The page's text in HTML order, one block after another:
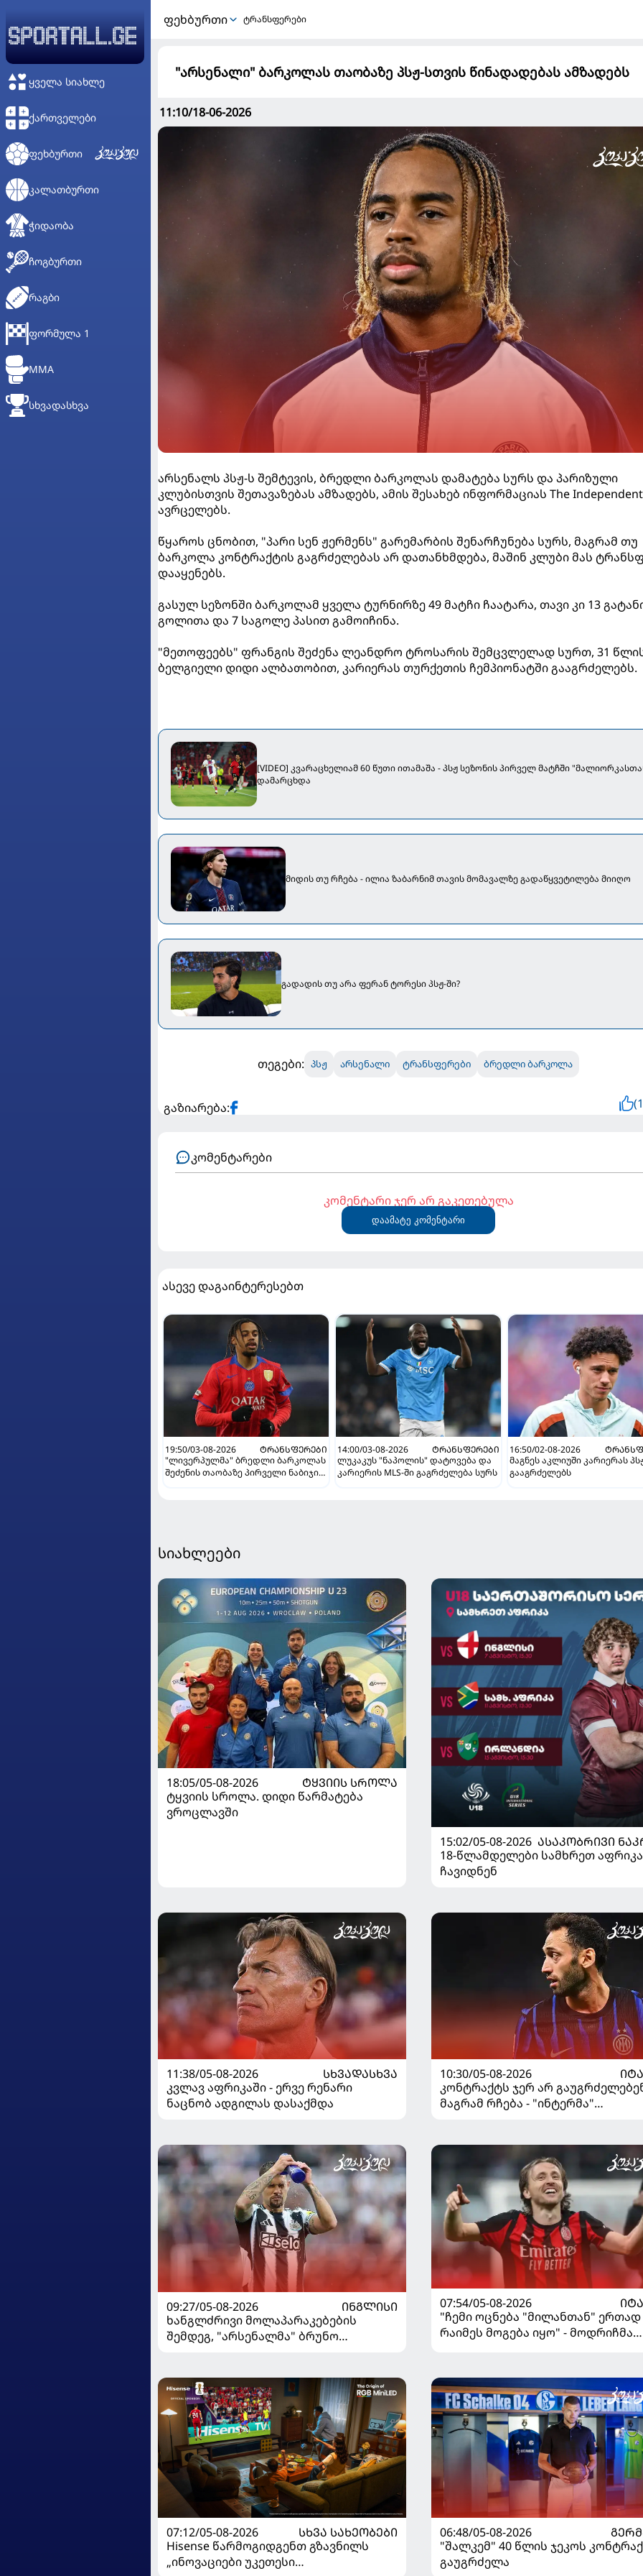
ᲧᲕᲔᲚᲐ ᲡᲘᲐᲮᲚᲔ
ᲥᲐᲠᲗᲕᲔᲚᲔᲑᲘ
ᲤᲔᲮᲑᲣᲠᲗᲘ
ᲙᲐᲚᲐᲗᲑᲣᲠᲗᲘ
ᲭᲘᲓᲐᲝᲑᲐ
ᲩᲝᲒᲑᲣᲠᲗᲘ
ᲠᲐᲒᲑᲘ
ᲤᲝᲠᲛᲣᲚᲐ 1
MMA
ᲡᲮᲕᲐᲓᲐᲡᲮᲕᲐ
ᲤᲔᲮᲑᲣᲠᲗᲘ ტრანსფერები
"არსენალი" ბარკოლას თაობაზე პსჟ-სთვის წინადადებას ამზადებს
11:10/18-06-2026
არსენალს პსჟ-ს შემტევის, ბრედლი ბარკოლას დამატება სურს და პარიზული
კლუბისთვის შეთავაზებას ამზადებს, ამის შესახებ ინფორმაციას The
ავრცელებს.
წყაროს ცნობით, "პარი სენ ჟერმენს" გარემარბის შენარჩუნება სურს, მაგრამ თუ
ბარკოლა კონტრაქტის გაგრძელებას არ დათანხმდება, მაშინ კლუბი მას
დააყენებს.
გასულ სეზონში ბარკოლამ ყველა ტურნირზე 49 მატჩი ჩაატარა, თავი კი 13
გოლითა და 7 საგოლე პასით გამოიჩინა.
"მეთოფეებს" ფრანგის შეძენა ლეანდრო ტროსარის შემცვლელად სურთ, 31
ბელგიელი დიდი ალბათობით, კარიერას თურქეთის ჩემპიონატში გააგრძელებს.
[VIDEO] კვარაცხელიამ 60 წუთი ითამაშა - პსჟ სეზონის პირველ მატჩში
დამარცხდა
მიდის თუ რჩება - ილია ზაბარნიმ თავის მომავალზე გადაწყვეტილება მიიღო
გადადის თუ არა ფერან ტორესი პსჟ-ში?
თეგები: პსჟ არსენალი ტრანსფერები ბრედლი ბარკოლა
გაზიარება:
კომენტარები
კომენტარი ჯერ არ გაკეთებულა
დაამატე კომენტარი
ასევე დაგაინტერესებთ
19:50/03-08-2026
ᲢᲠᲐᲜᲡᲤᲔᲠᲔᲑᲘ
"ლივერპულმა" ბრედლი ბარკოლას
შეძენის თაობაზე პირველი ნაბიჯი
14:00/03-08-2026
ᲢᲠᲐᲜᲡᲤᲔᲠᲔᲑᲘ
ლუკაკუს "ნაპოლის" დატოვება და
კარიერის MLS-ში გაგრძელება სურს
16:50/02-08-2026
მაგნეს აკლიუში კარიერას
გააგრძელებს
სიახლეები
18:05/05-08-2026
ᲢᲧᲕᲘᲘᲡ ᲡᲠᲝᲚᲐ
ტყვიის სროლა. დიდი წარმატება
ვროცლავში
15:02/05-08-2026 ᲐᲡᲐᲙᲝᲑᲠᲘᲕᲘ
18-წლამდელები სამხრეთ
ჩავიდნენ
11:38/05-08-2026
ᲡᲮᲕᲐᲓᲐᲡᲮᲕᲐ
კვლავ აფრიკაში - ერვე რენარი
ნაცნობ ადგილას დასაქმდა
10:30/05-08-2026
კონტრაქტს ჯერ არ
მაგრამ რჩება - "ინტერმა"
09:27/05-08-2026
ᲘᲜᲒᲚᲘᲡᲘ
ხანგლძრივი მოლაპარაკებების
შემდეგ, "არსენალმა" ბრუნო
07:54/05-08-2026
"ჩემი ოცნება "მილანთან" ერთად
რაიმეს მოგება იყო" - მოდრიჩმა
07:12/05-08-2026
ᲡᲮᲕᲐ ᲡᲐᲮᲔᲝᲑᲔᲑᲘ
Hisense წარმოგიდგენთ გზავნილს
„ინოვაციები უკეთესი
06:48/05-08-2026
"შალკემ" 40 წლის ჯეკოს
გაუგრძელა